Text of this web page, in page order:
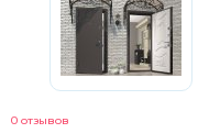
0 отзывов